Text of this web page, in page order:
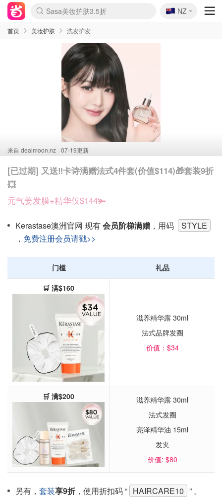
lululemon折扣上新
Sasa美妆护肤3.5折
SSENSE年中3折
FreshBeauty好价汇总
Cettire降价+叠9折
Farfetch折上8折
WWS Coles超市实拍
viagogo二手票捡漏
Myer清仓1折起
The Outnet奢牌1折起
David Jones 3折起
Flannels大牌1折
Perfumes Club护肤1折
AMIRO返校季6.2折
Oweek抽奖送Airpods
Amazon折扣汇总
eToro入金$200送$50
Amazon数码好物
ICONIC本周7.5折
ThedoubleF高奢地板价
Moose Knuckles 6折
丝芙兰5折起
EUFY官网3.7折起
Selenichast首饰2折
Trip机票酒店促销
YSL送5件彩妆礼
Amazon家居好物
BIGBANG巡演开票
David Jones时尚3折
Amazon美妆护肤
雅漾大喷$8
过敏原检测盒$33
伊索独家赠50ml沐浴露
科颜氏清仓3折
SEALIFE海洋馆门票6折
丝塔芙大白罐$16
订阅Newsletter送香薰
Cult Beauty 6.8折
Harrods圣诞日历2.3折
LN-CC奢牌私促3折
d'Alba空姐喷雾$16
EVE LOM套装逆天2折
Bernardelli独家4折
Adore Beauty 6折起
CT圣诞日历
Mytheresa奢品2.7折
Luxury Escapes 9折
Currentbody美容仪9折
MOON Garden Live
ALLSAINTS美衣3折
Roborock扫地机3.7折
Tingo Life水杯$24
Valentino官网5折
CR洗发护发6.3折
🇳🇿
NZ
首页 美妆护肤 洗发护发
来自 dealmoon.nz 07-19更新
[已过期] 又送‼️卡诗满赠法式4件套(价值$114)🎁套装9折
💥
元气姜发膜+精华仅$144🫚
Kerastase澳洲官网 现有会员阶梯满赠 ，用码
STYLE
， 免费注册会员请戳>>
门槛 礼品
🛒 满$160
滋养精华露 30ml
法式品牌发圈
价值：$34
🛒 满$200
滋养精华露 30ml
法式发圈
亮泽精华油 15ml
发夹
价值: $80
另有， 套装享9折 ，使用折扣码 “ HAIRCARE10 ” 。